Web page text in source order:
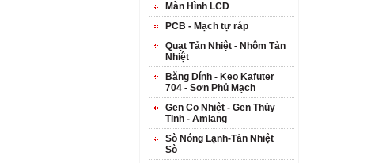
Màn Hình LCD
PCB - Mạch tự ráp
Quạt Tản Nhiệt - Nhôm Tản
Nhiệt
Băng Dính - Keo Kafuter
704 - Sơn Phủ Mạch
Gen Co Nhiệt - Gen Thủy
Tinh - Amiang
Sò Nóng Lạnh-Tản Nhiệt
Sò